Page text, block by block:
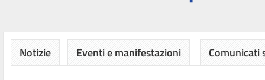
Notizie Eventi e manifestazioni Comunicati